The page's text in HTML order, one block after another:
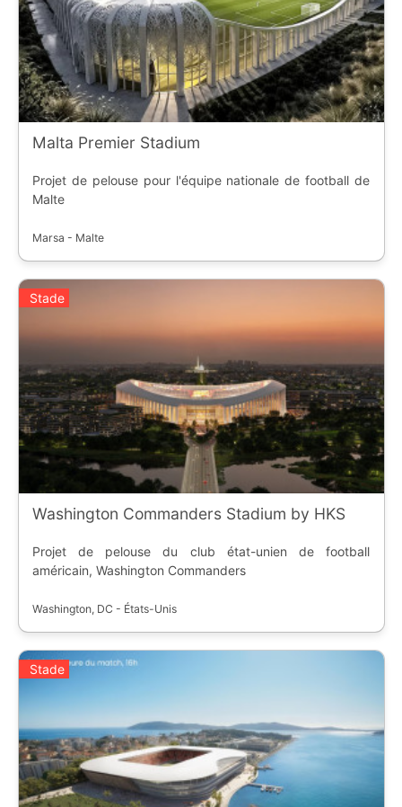
Malta Premier Stadium
Projet de pelouse pour l'équipe nationale de football de
Malte
Marsa - Malte
Stade
Washington Commanders Stadium by HKS
Projet de pelouse du club état-unien de football
américain, Washington Commanders
Washington, DC - États-Unis
Stade